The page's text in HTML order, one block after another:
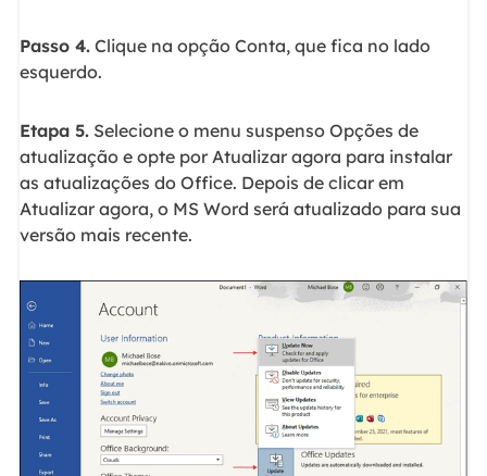
Passo 4.Clique na opção Conta, que fica no lado
esquerdo.
Etapa 5.Selecione o menu suspenso Opções de
atualização e opte por Atualizar agora para instalar
as atualizações do Office. Depois de clicar em
Atualizar agora, o MS Word será atualizado para sua
versão mais recente.